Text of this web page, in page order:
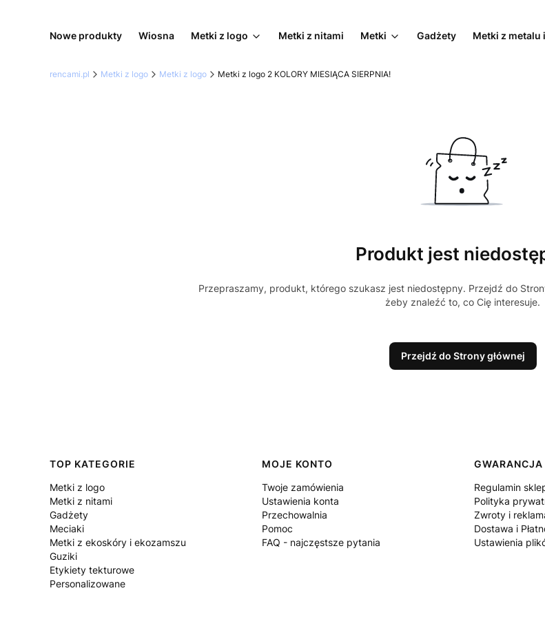
Nowe produkty Wiosna Metki z logo Metki z nitami Metki Gadżety Metki z metalu
rencami.pl Metki z logo Metki z logo Metki z logo 2 KOLORY MIESIĄCA SIERPNIA!
Produkt jest
Przepraszamy, produkt, którego szukasz jest niedostępny. Przejdź do
żeby znaleźć to, co Cię interesuje.
Przejdź do Strony głównej
Linki w stopce
TOP KATEGORIE
Metki z logo
Metki z nitami
Gadżety
Meciaki
Metki z ekoskóry i ekozamszu
Guziki
Etykiety tekturowe
Personalizowane
MOJE KONTO
Twoje zamówienia
Ustawienia konta
Przechowalnia
Pomoc
FAQ - najczęstsze pytania
Regulamin
Polityka
Zwroty i
Dostawa i
Ustawienia